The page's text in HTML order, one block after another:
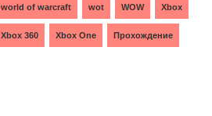
world of warcraft wot WOW Xbox
Xbox 360 Xbox One Прохождение